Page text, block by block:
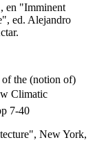
en "Imminent
ed. Alejandro
the (notion of)
Climatic
7-40
New York,